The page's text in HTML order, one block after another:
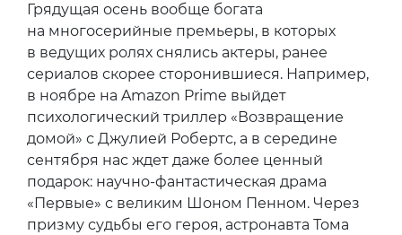
Грядущая осень вообще богата
на многосерийные премьеры, в которых
в ведущих ролях снялись актеры, ранее
сериалов скорее сторонившиеся. Например,
в ноябре на Amazon Prime выйдет
психологический триллер «Возвращение
домой» с Джулией Робертс, а в середине
сентября нас ждет даже более ценный
подарок: научно-фантастическая драма
«Первые» с великим Шоном Пенном. Через
призму судьбы его героя, астронавта Тома